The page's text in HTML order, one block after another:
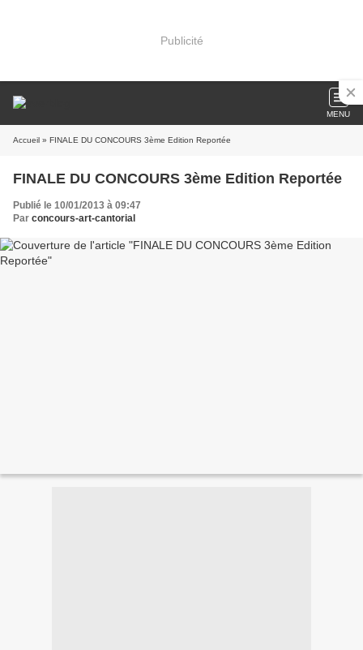
Publicité
MENU
Accueil » FINALE DU CONCOURS 3ème Edition Reportée
FINALE DU CONCOURS 3ème Edition Reportée
Publié le 10/01/2013 à 09:47
Par concours-art-cantorial